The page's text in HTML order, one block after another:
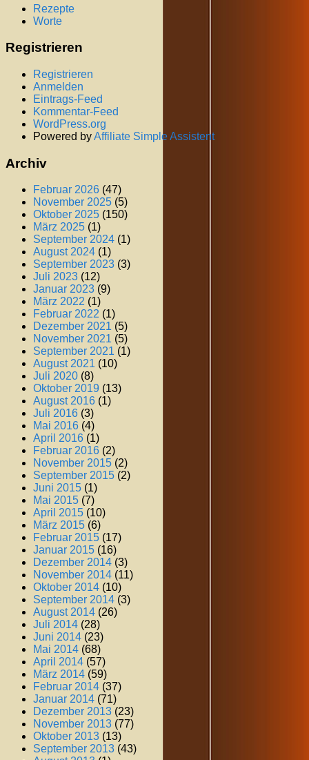
Rezepte
Worte
Registrieren
Registrieren
Anmelden
Eintrags-Feed
Kommentar-Feed
WordPress.org
Powered byAffiliate Simple Assistent
Archiv
Februar 2026 (47)
November 2025 (5)
Oktober 2025 (150)
März 2025 (1)
September 2024 (1)
August 2024 (1)
September 2023 (3)
Juli 2023 (12)
Januar 2023 (9)
März 2022 (1)
Februar 2022 (1)
Dezember 2021 (5)
November 2021 (5)
September 2021 (1)
August 2021 (10)
Juli 2020 (8)
Oktober 2019 (13)
August 2016 (1)
Juli 2016 (3)
Mai 2016 (4)
April 2016 (1)
Februar 2016 (2)
November 2015 (2)
September 2015 (2)
Juni 2015 (1)
Mai 2015 (7)
April 2015 (10)
März 2015 (6)
Februar 2015 (17)
Januar 2015 (16)
Dezember 2014 (3)
November 2014 (11)
Oktober 2014 (10)
September 2014 (3)
August 2014 (26)
Juli 2014 (28)
Juni 2014 (23)
Mai 2014 (68)
April 2014 (57)
März 2014 (59)
Februar 2014 (37)
Januar 2014 (71)
Dezember 2013 (23)
November 2013 (77)
Oktober 2013 (13)
September 2013 (43)